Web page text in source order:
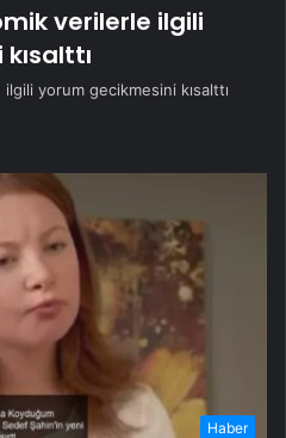
verilerle ilgili
yorum gecikmesini kısalttı
Haber